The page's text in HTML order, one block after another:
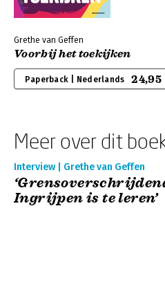
Grethe van Geffen
Voorbij het toekijken
Paperback | Nederlands 24,95
Meer over dit
Interview | Grethe van Geffen
Ingrijpen is te leren’